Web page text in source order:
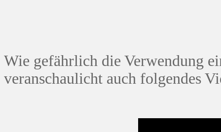
Wie gefährlich die Verwendung
veranschaulicht auch folgendes